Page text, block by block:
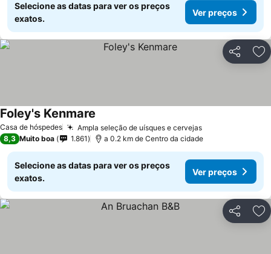
Selecione as datas para ver os preços
exatos.
Ver preços
Partilhar
Casa de hóspedes Ampla seleção de uísques e cervejasVer preços
Foley's Kenmare
8,3 Muito boa 1.861 a 0.2 km de Centro da cidade
Selecione as datas para ver os preços
exatos.
Ver preços
Partilhar